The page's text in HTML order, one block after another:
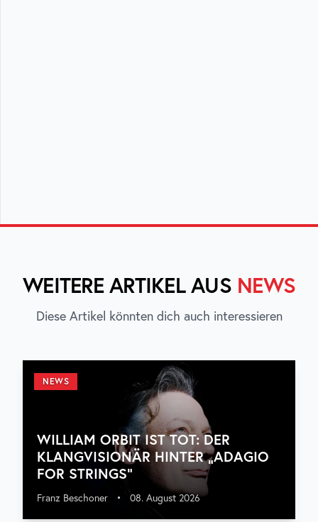
WEITERE ARTIKEL AUS NEWS
Diese Artikel könnten dich auch interessieren
NEWS
WILLIAM ORBIT IST TOT: DER
KLANGVISIONÄR HINTER „ADAGIO
FOR STRINGS“
Franz Beschoner • 08. August 2026